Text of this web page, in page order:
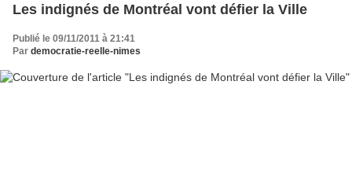
Les indignés de Montréal vont défier la Ville
Publié le 09/11/2011 à 21:41
Par democratie-reelle-nimes